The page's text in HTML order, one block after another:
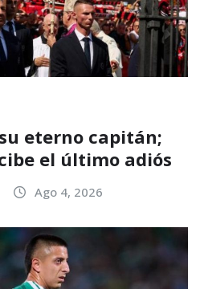
eterno capitán;
el último adiós
Ago 4, 2026